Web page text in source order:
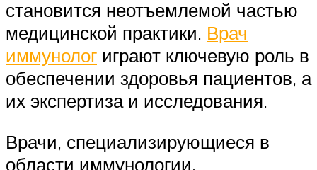
становится неотъемлемой частью
медицинской практики. Врач
иммунолог играют ключевую роль в
обеспечении здоровья пациентов, а
их экспертиза и исследования.
Врачи, специализирующиеся в
области иммунологии,